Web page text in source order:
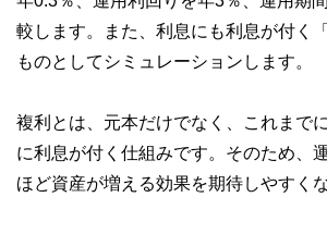
較します。また、利息にも利息が付く
ものとしてシミュレーションします。
複利とは、元本だけでなく、これまで
に利息が付く仕組みです。そのため、
ほど資産が増える効果を期待しやすく